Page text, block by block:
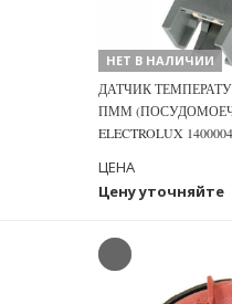
НЕТ В НАЛИЧИИ
ДАТЧИК
ПММ
ELECTROLUX
Цену уточняйте
ЦЕНА